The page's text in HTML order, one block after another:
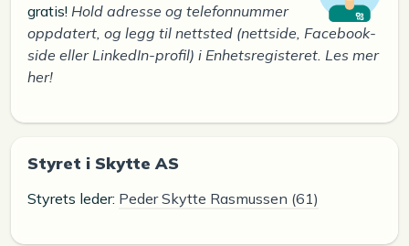
gratis! Hold adresse og telefonnummer
oppdatert, og legg til nettsted (nettside, Facebook-
side eller LinkedIn-profil) i Enhetsregisteret. Les mer
her!
Styret i Skytte AS
Styrets leder: Peder Skytte Rasmussen (61)